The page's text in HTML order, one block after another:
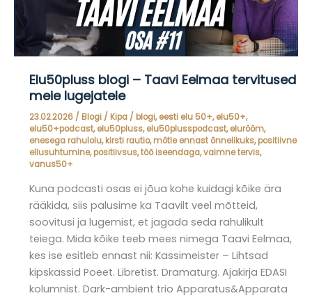
Elu50pluss blogi – Taavi Eelmaa tervitused
meie lugejatele
23.02.2026 / Blogi/ Kipa / blogi,eesti elu 50+,elu50+,
elu50+podcast,elu50pluss,elu50plusspodcast,elurõõm,
enesega rahulolu,kirsti rautio,mõtle ennast õnnelikuks,positiivne
ellusuhtumine,positiivsus,töö iseendaga,vaimne tervis,
vanus50+
Kuna podcasti osas ei jõua kohe kuidagi kõike ära
rääkida, siis palusime ka Taavilt veel mõtteid,
soovitusi ja lugemist, et jagada seda rahulikult
teiega. Mida kõike teeb mees nimega Taavi Eelmaa,
kes ise esitleb ennast nii: Kassimeister – Lihtsad
kipskassid Poeet. Libretist. Dramaturg. Ajakirja EDASI
kolumnist. Dark-ambient trio Apparatus&Apparata